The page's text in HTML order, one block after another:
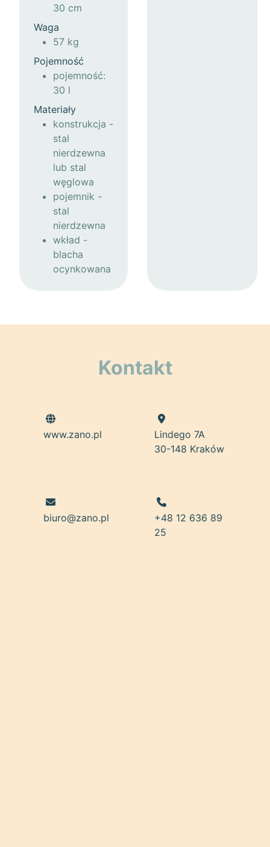
30 cm
Waga
57 kg
Pojemność
pojemność:
30 l
Materiały
konstrukcja -
stal
nierdzewna
lub stal
węglowa
pojemnik -
stal
nierdzewna
wkład -
blacha
ocynkowana
Kontakt
www.zano.pl
Lindego 7A
30-148 Kraków
biuro@zano.pl
+48 12 636 89
25